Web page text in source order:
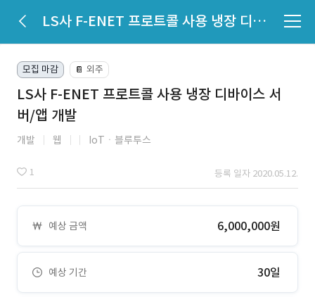
LS사 F-ENET 프로트콜 사용 냉장 디바이스 서버/앱 개발
모집 마감 📔 외주
LS사 F-ENET 프로트콜 사용 냉장 디바이스 서
버/앱 개발
개발 웹 IoTㆍ블루투스
1 등록 일자 2020.05.12.
예상 금액 6,000,000원
예상 기간 30일